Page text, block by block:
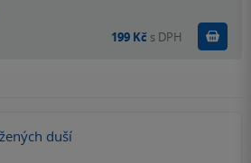
199 Kč s DPH
duší